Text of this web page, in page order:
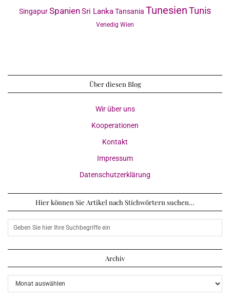
SingapurSpanienSri Lanka Tansania TunesienTunis
Venedig Wien
Über diesen Blog
Wir über uns
Kooperationen
Kontakt
Impressum
Datenschutzerklärung
Hier können Sie Artikel nach Stichwörtern suchen…
Archiv
Archiv